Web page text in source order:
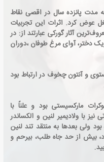
مدت پانزده سال در اقصی نقاط
عوض کرد. اثرات این تجربیات
آثار گورکی عبارتند از: در
ویک دختر، آوای مرغ طوفان ،دوران
و آنتون چخوف در ارتباط بود
مارکسیستی بود و علناً با
با ولادیمیر لنین و الکساندر
ولی بعدها به منتقد تند لنین
بیش از حد جاه طلب، بیرحم و